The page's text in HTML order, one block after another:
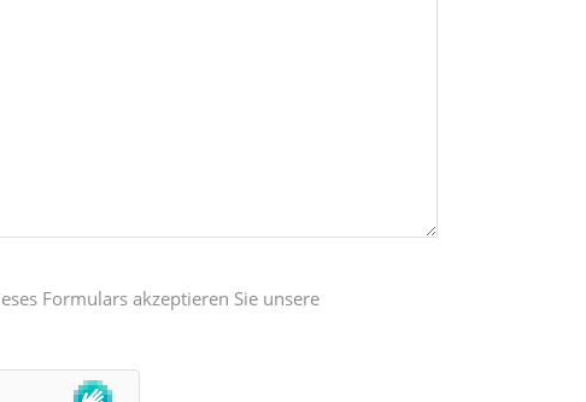
Formulars akzeptieren Sie unsere